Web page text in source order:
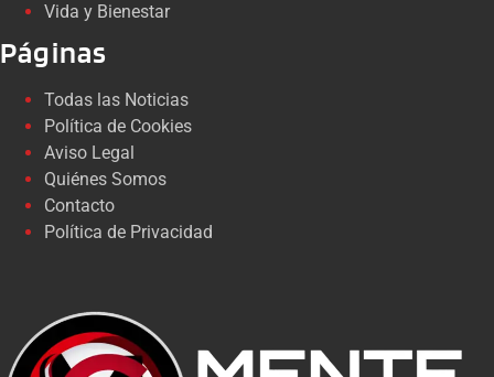
Vida y Bienestar
Páginas
Todas las Noticias
Política de Cookies
Aviso Legal
Quiénes Somos
Contacto
Política de Privacidad